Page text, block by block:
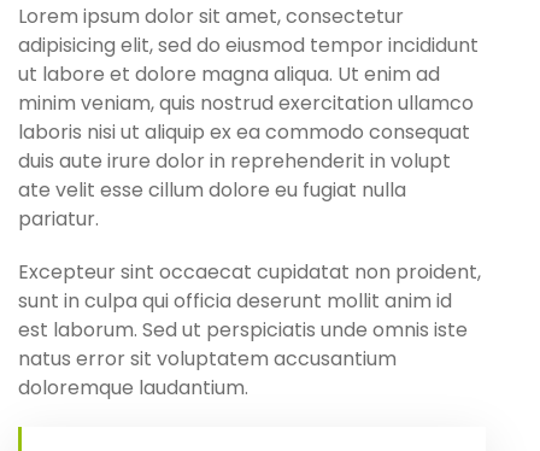
Lorem ipsum dolor sit amet, consectetur
adipisicing elit, sed do eiusmod tempor incididunt
ut labore et dolore magna aliqua. Ut enim ad
minim veniam, quis nostrud exercitation ullamco
laboris nisi ut aliquip ex ea commodo consequat
duis aute irure dolor in reprehenderit in volupt
ate velit esse cillum dolore eu fugiat nulla
pariatur.
Excepteur sint occaecat cupidatat non proident,
sunt in culpa qui officia deserunt mollit anim id
est laborum. Sed ut perspiciatis unde omnis iste
natus error sit voluptatem accusantium
doloremque laudantium.